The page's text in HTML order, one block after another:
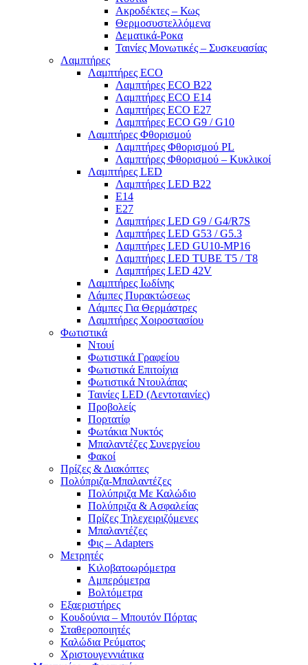
Ακροδέκτες – Κως
Θερμοσυστελλόμενα
Δεματικά-Ροκα
Ταινίες Μονωτικές – Συσκευασίας
Λαμπτήρες
Λαμπτήρες ECO
Λαμπτήρες ECO B22
Λαμπτήρες ECO E14
Λαμπτήρες ECO E27
Λαμπτήρες ECO G9 / G10
Λαμπτήρες Φθορισμού
Λαμπτήρες Φθορισμού PL
Λαμπτήρες Φθορισμού – Κυκλικοί
Λαμπτήρες LED
Λαμπτήρες LED B22
E14
E27
Λαμπτήρες LED G9 / G4/R7S
Λαμπτήρες LED G53 / G5.3
Λαμπτήρες LED GU10-ΜΡ16
Λαμπτήρες LED TUBE T5 / T8
Λαμπτήρες LED 42V
Λαμπτήρες Ιωδίνης
Λάμπες Πυρακτώσεως
Λάμπες Για Θερμάστρες
Λαμπτήρες Χοιροστασίου
Φωτιστικά
Ντουί
Φωτιστικά Γραφείου
Φωτιστικά Επιτοίχια
Φωτιστικά Ντουλάπας
Ταινίες LED (Λεντοταινίες)
Προβολείς
Πορτατίφ
Φωτάκια Νυκτός
Μπαλαντέζες Συνεργείου
Φακοί
Πρίζες & Διακόπτες
Πολύπριζα-Μπαλαντέζες
Πολύπριζα Με Καλώδιο
Πολύπριζα & Ασφαλείας
Πρίζες Τηλεχειριζόμενες
Μπαλαντέζες
Φις – Adapters
Μετρητές
Κιλοβατοωρόμετρα
Αμπερόμετρα
Βολτόμετρα
Εξαεριστήρες
Κουδούνια – Μπουτόν Πόρτας
Σταθεροποιητές
Καλώδια Ρεύματος
Χριστουγεννιάτικα